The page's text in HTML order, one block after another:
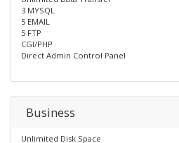
3 MYSQL
5 EMAIL
5 FTP
CGI/PHP
Direct Admin Control Panel
Business
Unlimited Disk Space